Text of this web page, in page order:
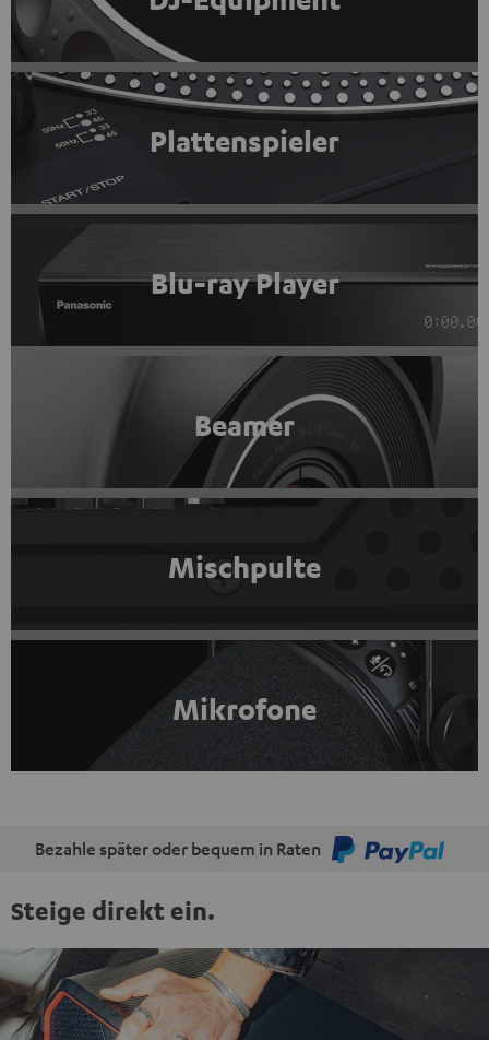
Plattenspieler
Blu-ray Player
Beamer
Mischpulte
Mikrofone
Bezahle später oder bequem in Raten
Steige direkt ein.